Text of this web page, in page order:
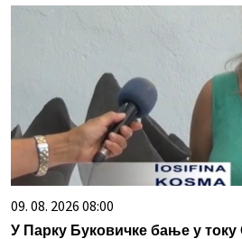
09. 08. 2026 08:00
У Парку Буковичке бање у